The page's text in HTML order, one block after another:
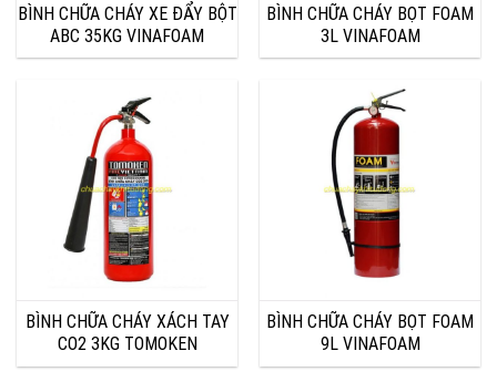
BÌNH CHỮA CHÁY XE ĐẨY BỘT
ABC 35KG VINAFOAM
BÌNH CHỮA CHÁY BỌT FOAM
3L VINAFOAM
BÌNH CHỮA CHÁY XÁCH TAY
CO2 3KG TOMOKEN
BÌNH CHỮA CHÁY BỌT FOAM
9L VINAFOAM